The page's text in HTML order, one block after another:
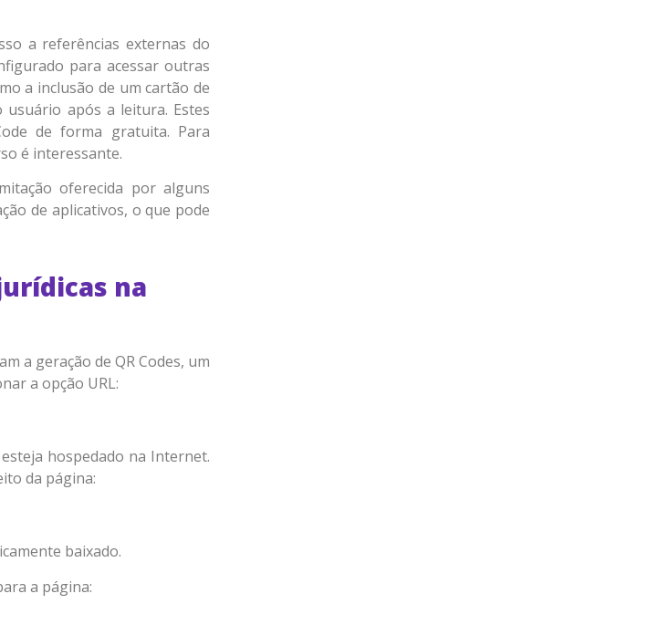
a referências externas do
para acessar outras
a inclusão de um cartão de
após a leitura. Estes
de forma gratuita. Para
é interessante.
oferecida por alguns
de aplicativos, o que pode
na
a geração de QR Codes, um
a opção URL:
hospedado na Internet.
da página:
baixado.
a página: